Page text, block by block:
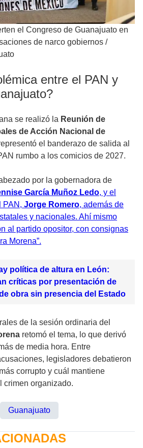
el Congreso de Guanajuato en
de narco gobiernos /
entre el PAN y
se realizó la Reunión de
de Acción Nacional de
el banderazo de salida al
rumbo a los comicios de 2027.
por la gobernadora de
García Muñoz Ledo, y el
PAN, Jorge Romero, además de
y nacionales. Ahí mismo
al partido opositor, con consignas
Morena”.
política de altura en León:
críticas por presentación de
obra sin presencia del Estado
de la sesión ordinaria del
retomó el tema, lo que derivó
de media hora. Entre
legisladores debatieron
corrupto y cuál mantiene
crimen organizado.
Guanajuato